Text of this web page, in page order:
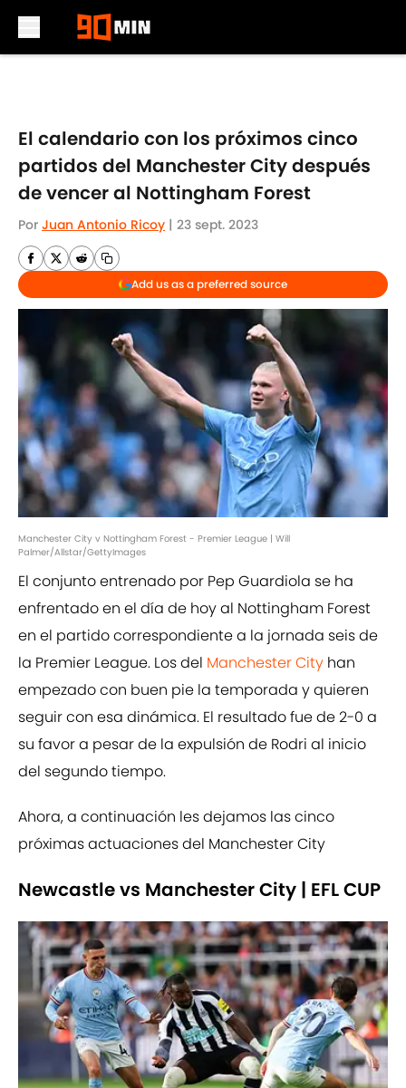
El calendario con los próximos cinco
partidos del Manchester City después
de vencer al Nottingham Forest
Por Juan Antonio Ricoy | 23 sept. 2023
Add us as a preferred source
Manchester City v Nottingham Forest - Premier League | Will
Palmer/Allstar/GettyImages
El conjunto entrenado por Pep Guardiola se ha
enfrentado en el día de hoy al Nottingham Forest
en el partido correspondiente a la jornada seis de
la Premier League. Los del Manchester City han
empezado con buen pie la temporada y quieren
seguir con esa dinámica. El resultado fue de 2-0 a
su favor a pesar de la expulsión de Rodri al inicio
del segundo tiempo.
Ahora, a continuación les dejamos las cinco
próximas actuaciones del Manchester City
Newcastle vs Manchester City | EFL CUP